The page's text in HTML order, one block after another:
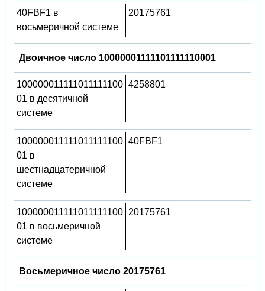
40FBF1 в
восьмеричной системе
20175761
Двоичное число 10000001111101111110001
100000011111011111100
01 в десятичной
системе
4258801
100000011111011111100
01 в
шестнадцатеричной
системе
40FBF1
100000011111011111100
01 в восьмеричной
системе
20175761
Восьмеричное число 20175761